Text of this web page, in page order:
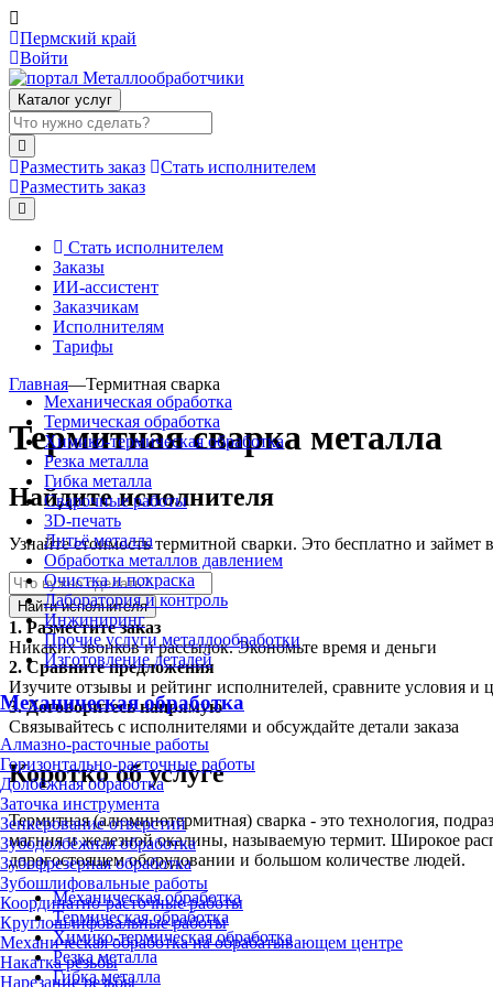
Пермский край
Войти
Каталог услуг
Разместить заказ
Стать исполнителем
Разместить заказ
Стать исполнителем
Заказы
ИИ-ассистент
Заказчикам
Исполнителям
Тарифы
Механическая обработка
Термическая обработка
Химико-термическая обработка
Резка металла
Гибка металла
Сварочные работы
3D-печать
Литьё металла
Обработка металлов давлением
Очистка и покраска
Лаборатория и контроль
Инжиниринг
Прочие услуги металлообработки
Изготовление деталей
Механическая обработка
Алмазно-расточные работы
Горизонтально-расточные работы
Долбёжная обработка
Заточка инструмента
Зенкерование отверстий
Зубодолбёжная обработка
Зубофрезерная обработка
Зубошлифовальные работы
Координатно-расточные работы
Круглошлифовальные работы
Механическая обработка на обрабатывающем центре
Накатка резьбы
Нарезание резьбы
Главная—Термитная сварка
Термитная сварка металла
Найдите исполнителя
Узнайте стоимость термитной сварки. Это бесплатно и займет
Найти исполнителя
1. Разместите заказ
Никаких звонков и рассылок. Экономьте время и деньги
2. Сравните предложения
Изучите отзывы и рейтинг исполнителей, сравните условия и
3.Договоритесь напрямую
Связывайтесь с исполнителями и обсуждайте детали заказа
Коротко об услуге
Термитная (алюминотермитная) сварка - это технология,
магния и железной окалины, называемую термит. Широкое
дорогостоящем оборудовании и большом количестве людей.
Механическая обработка
Термическая обработка
Химико-термическая обработка
Резка металла
Гибка металла